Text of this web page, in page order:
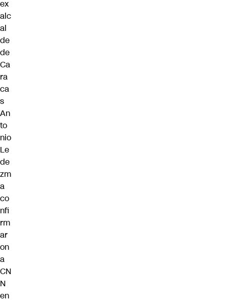
ex
alc
al
de
de
Ca
ra
ca
s
An
to
nio
Le
de
zm
a
co
nfi
rm
ar
on
a
CN
N
en